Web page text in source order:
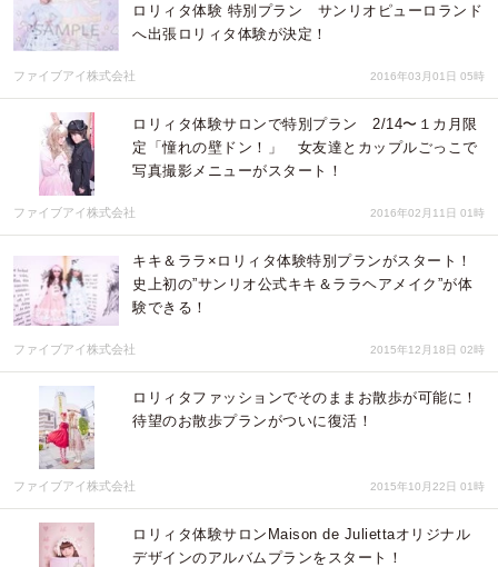
ロリィタ体験 特別プラン サンリオピューロランド
へ出張ロリィタ体験が決定！
ファイブアイ株式会社 2016年03月01日 05時
ロリィタ体験サロンで特別プラン 2/14〜１カ月限
定「憧れの壁ドン！」 女友達とカップルごっこで
写真撮影メニューがスタート！
ファイブアイ株式会社 2016年02月11日 01時
キキ＆ララ×ロリィタ体験特別プランがスタート！
史上初の”サンリオ公式キキ＆ララヘアメイク”が体
験できる！
ファイブアイ株式会社 2015年12月18日 02時
ロリィタファッションでそのままお散歩が可能に！
待望のお散歩プランがついに復活！
ファイブアイ株式会社 2015年10月22日 01時
ロリィタ体験サロンMaison de Juliettaオリジナル
デザインのアルバムプランをスタート！